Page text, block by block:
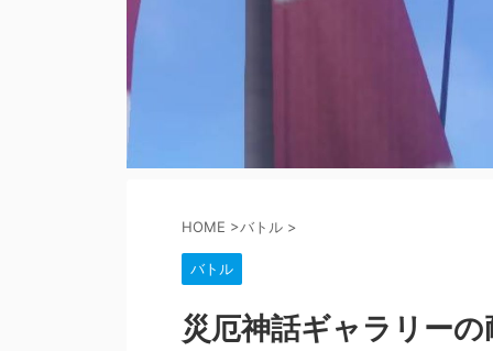
HOME >バトル >
バトル
災厄神話ギャラリー